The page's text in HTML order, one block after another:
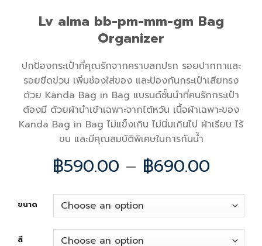
Lv alma bb-pm-mm-gm Bag
Organizer
ปกป้องกระเป๋าที่คุณรักจากคราบสกปรก รอยปากกาและ
รอยขีดข่วน เพิ่มช่องใส่ของ และป้องกันกระเป๋าเสียทรง
ด้วย Kanda Bag in Bag แบรนด์ชั้นนำที่คนรักกระเป๋า
ต้องมี ด้วยผ้านำเข้าเฉพาะจากไต้หวัน เนื้อผ้าเฉพาะของ
Kanda Bag in Bag ไม่แข็งเกิน ไม่นิ่มเกินไป ผ้าเรียบ ไร้
ขน และมีคุณสมบัติพิเศษในการกันน้ำ
฿590.00 – ฿690.00
ขนาด
สี